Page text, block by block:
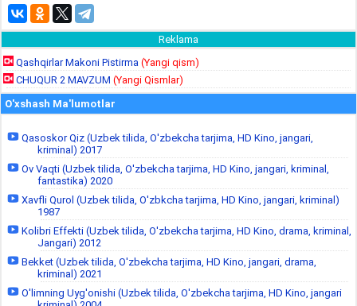
Reklama
Qashqirlar Makoni Pistirma (Yangi qism)
CHUQUR 2 MAVZUM (Yangi Qismlar)
O'xshash Ma'lumotlar
Qasoskor Qiz (Uzbek tilida, O'zbekcha tarjima, HD Kino, jangari,
kriminal) 2017
Ov Vaqti (Uzbek tilida, O'zbekcha tarjima, HD Kino, jangari, kriminal,
fantastika) 2020
Xavfli Qurol (Uzbek tilida, O'zbkcha tarjima, HD Kino, jangari, kriminal)
1987
Kolibri Effekti (Uzbek tilida, O'zbekcha tarjima, HD Kino, drama, kriminal,
Jangari) 2012
Bekket (Uzbek tilida, O'zbekcha tarjima, HD Kino, jangari, drama,
kriminal) 2021
O'limning Uyg'onishi (Uzbek tilida, O'zbekcha tarjima, HD Kino, jangari